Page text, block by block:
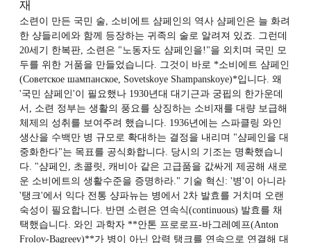
재
소련이 만든 국민 술, 소비에트 샴페인의 역사 샴페인은 늘 화려
한 샹들리에와 함께 등장하는 귀족의 술로 알려져 있죠. 그런데
20세기 한복판, 소련은 "노동자도 샴페인을!"을 외치며 국민 모
두를 위한 거품을 만들었습니다. 그것이 바로 *소비에트 샴페인
(Советское шампанское, Sovetskoye Shampanskoye)*입니다. 왜
'국민 샴페인'이 필요했나 1930년대 대기근과 궁핍의 한가운데
서, 소련 정부는 생활의 풍요를 상징하는 소비재를 대량 보급해
체제의 성취를 보여주려 했습니다. 1936년에는 스파클링 와인
생산을 수백만 병 규모로 확대하는 결정을 내리며 "샴페인을 대
중화한다"는 목표를 공식화합니다. 당시의 기조는 명확했습니
다. "샴페인, 초콜릿, 캐비아 같은 고급품을 값싸게 제공해 새로
운 소비에트의 생활수준을 증명하라." 기술 혁신: '병'이 아니라
'탱크'에서 익다 전통 샹파뉴는 병에서 2차 발효를 거치며 오랜
숙성이 필요합니다. 반면 소련은 연속식(continuous) 발효를 채
택했습니다. 와인 과학자 **안톤 프로로프-바그레예프(Anton
Frolov-Bagreev)**가 병이 아닌 압력 탱크를 연속으로 연결해 대